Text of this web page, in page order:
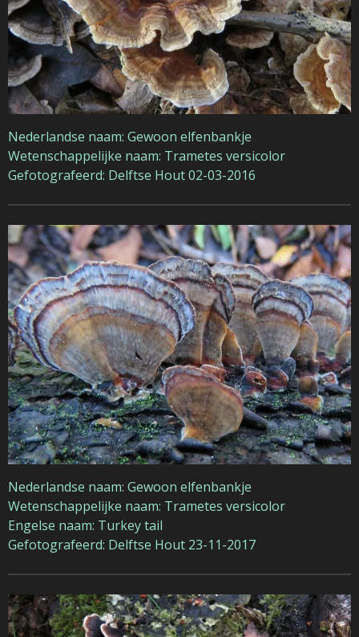
Nederlandse naam: Gewoon elfenbankje
Wetenschappelijke naam: Trametes versicolor
Gefotografeerd: Delftse Hout 02-03-2016
Nederlandse naam: Gewoon elfenbankje
Wetenschappelijke naam: Trametes versicolor
Engelse naam: Turkey tail
Gefotografeerd: Delftse Hout 23-11-2017